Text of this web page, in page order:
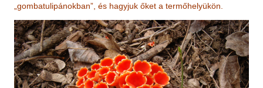
„gombatulipánokban”, és hagyjuk őket a termőhelyükön.